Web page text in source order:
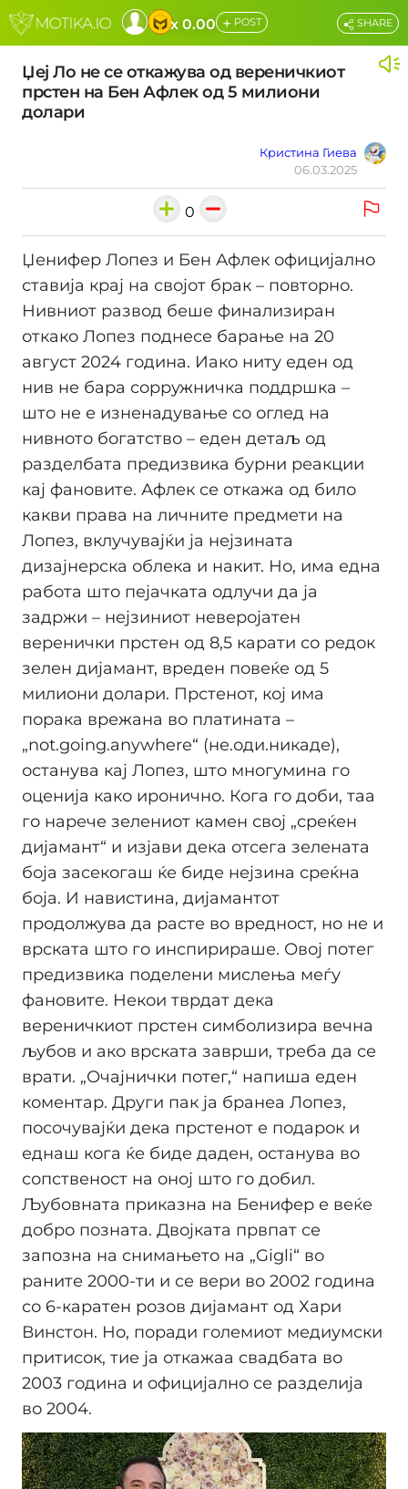
x 0.00 + POST
Џеј Ло не се откажува од вереничкиот
прстен на Бен Афлек од 5 милиони
долари
Кристина Гиева
06.03.2025
SHARE
0
Џенифер Лопез и Бен Афлек официјално
ставија крај на својот брак – повторно.
Нивниот развод беше финализиран
откако Лопез поднесе барање на 20
август 2024 година. Иако ниту еден од
нив не бара сopружничка поддршка –
што не е изненадување со оглед на
нивното богатство – еден детаљ од
разделбата предизвика бурни реакции
кај фановите. Афлек се откажа од било
какви права на личните предмети на
Лопез, вклучувајќи ја нејзината
дизајнерска облека и накит. Но, има една
работа што пејачката одлучи да ја
задржи – нејзиниот неверојатен
веренички прстен од 8,5 карати со редок
зелен дијамант, вреден повеќе од 5
милиони долари. Прстенот, кој има
порака врежана во платината –
„not.going.anywhere“ (не.оди.никаде),
останува кај Лопез, што многумина го
оценија како иронично. Кога го доби, таа
го нарече зелениот камен свој „среќен
дијамант“ и изјави дека отсега зелената
боја засекогаш ќе биде нејзина среќна
боја. И навистина, дијамантот
продолжува да расте во вредност, но не и
врската што го инспирираше. Овој потег
предизвика поделени мислења меѓу
фановите. Некои тврдат дека
вереничкиот прстен симболизира вечна
љубов и ако врската заврши, треба да се
врати. „Очајнички потег,“ напиша еден
коментар. Други пак ја бранеа Лопез,
посочувајќи дека прстенот е подарок и
еднаш кога ќе биде даден, останува во
сопственост на оној што го добил.
Љубовната приказна на Бенифер е веќе
добро позната. Двојката првпат се
запозна на снимањето на „Gigli“ во
раните 2000-ти и се вери во 2002 година
со 6-каратен розов дијамант од Хари
Винстон. Но, поради големиот медиумски
притисок, тие ја откажаа свадбата во
2003 година и официјално се разделија
во 2004.